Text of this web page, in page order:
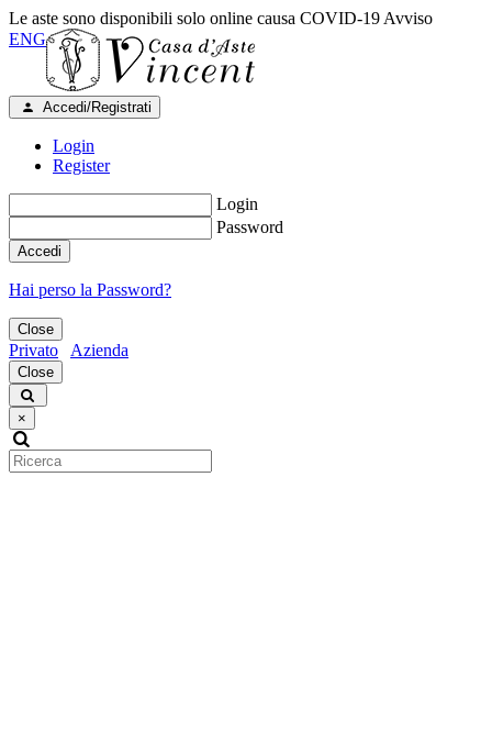
Le aste sono disponibili solo online causa COVID-19 Avviso
ENG
Accedi/Registrati
Login
Register
Login
Password
Accedi
Hai perso la Password?
Close
Privato Azienda
Close
×